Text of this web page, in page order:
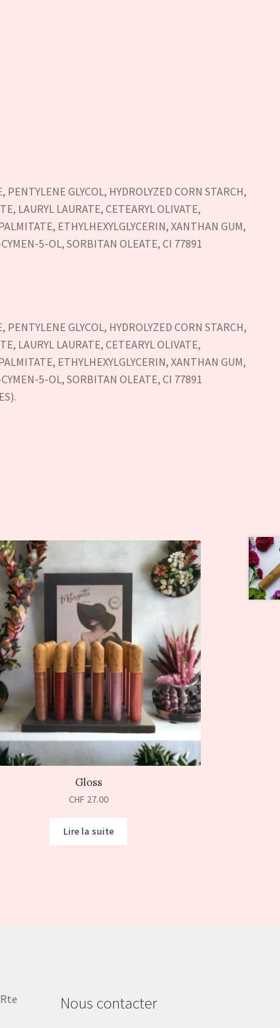
GLYCOL, HYDROLYZED CORN STARCH,
LAURYL LAURATE, CETEARYL OLIVATE,
ETHYLHEXYLGLYCERIN, XANTHAN GUM,
5-OL, SORBITAN OLEATE, CI 77891
GLYCOL, HYDROLYZED CORN STARCH,
LAURYL LAURATE, CETEARYL OLIVATE,
ETHYLHEXYLGLYCERIN, XANTHAN GUM,
5-OL, SORBITAN OLEATE, CI 77891
Gloss
CHF 27.00
Lire la suite
Nous contacter